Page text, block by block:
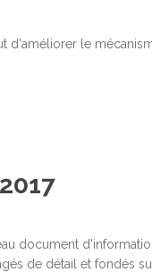
d'améliorer le
document
de détail et fondés